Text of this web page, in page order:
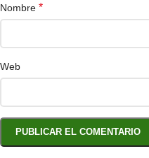
Nombre *
Web